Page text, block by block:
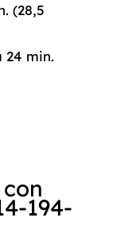
(28,5
24 min.
194-